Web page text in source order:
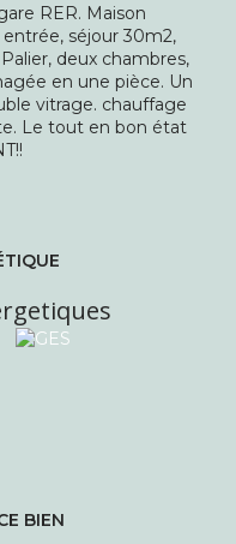
RER. Maison
séjour 30m2,
deux chambres,
en une pièce. Un
vitrage. chauffage
Le tout en bon état
BIEN